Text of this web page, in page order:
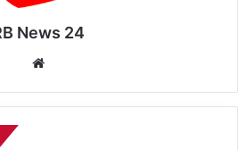
News 24